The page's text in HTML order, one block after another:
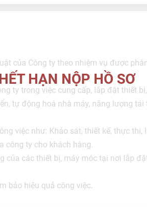
HẠN NỘP HỒ SƠ
của Công ty theo nhiệm vụ được
ty trong việc cung cấp, lắp đặt thiết
tự động hoá nhà máy, năng lượng tái
việc như: Khảo sát, thiết kế, thực thi,
công ty cho khách hàng.
của các thiết bị, máy móc tại nơi lắp
bảo hiệu quả công việc.